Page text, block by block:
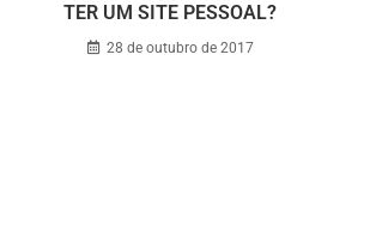
TER UM SITE PESSOAL?
28 de outubro de 2017